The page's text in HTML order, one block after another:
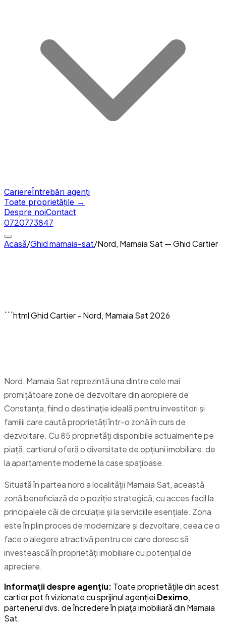
CariereÎntrebări agenți
Toate proprietățile →
Despre noiContact
0720773847
Acasă/Ghidmamaia-sat/Nord, Mamaia Sat — Ghid Cartier
```html Ghid Cartier - Nord, Mamaia Sat 2026
Nord, Mamaia Sat reprezintă una dintre cele mai
promițătoare zone de dezvoltare din apropiere de
Constanța, fiind o destinație ideală pentru investitori și
familii care caută proprietăți într-o zonă în curs de
dezvoltare. Cu 85 proprietăți disponibile actualmente pe
piață, cartierul oferă o diversitate de opțiuni imobiliare, de
la apartamente moderne la case spațioase.
Situată în partea nord a localității Mamaia Sat, această
zonă beneficiază de o poziție strategică, cu acces facil la
principalele căi de circulație și la serviciile esențiale. Zona
este în plin proces de modernizare și dezvoltare, ceea ce o
face o alegere atractivă pentru cei care doresc să
investească în proprietăți imobiliare cu potențial de
apreciere.
Informații despre agențiu: Toate proprietățile din acest
cartier pot fi vizionate cu sprijinul agenției Deximo,
partenerul dvs. de încredere în piața imobiliară din Mamaia
Sat.